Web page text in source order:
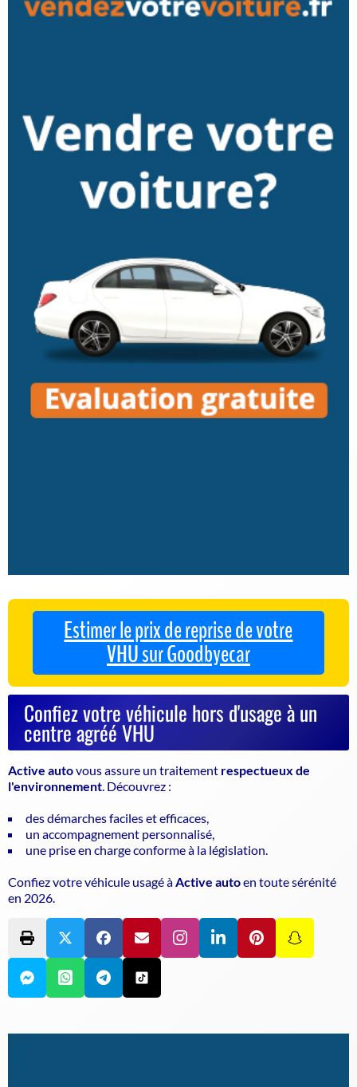
Estimer le prix de reprise de votre
VHU sur Goodbyecar
Confiez votre véhicule hors d'usage à un
centre agréé VHU
Active autovous assure un traitement respectueux de
l'environnement . Découvrez :
des démarches faciles et efficaces,
un accompagnement personnalisé,
une prise en charge conforme à la législation.
Confiez votre véhicule usagé à Active autoen toute sérénité
en 2026.